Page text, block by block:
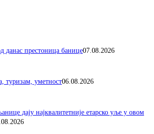
данас престоница банице07.08.2026
туризам, уметност06.08.2026
дају најквалитетније етарско уље у овом